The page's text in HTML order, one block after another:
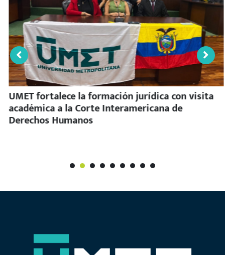
UMET fortalece la formación jurídica con visita
académica a la Corte Interamericana de
Derechos Humanos
1